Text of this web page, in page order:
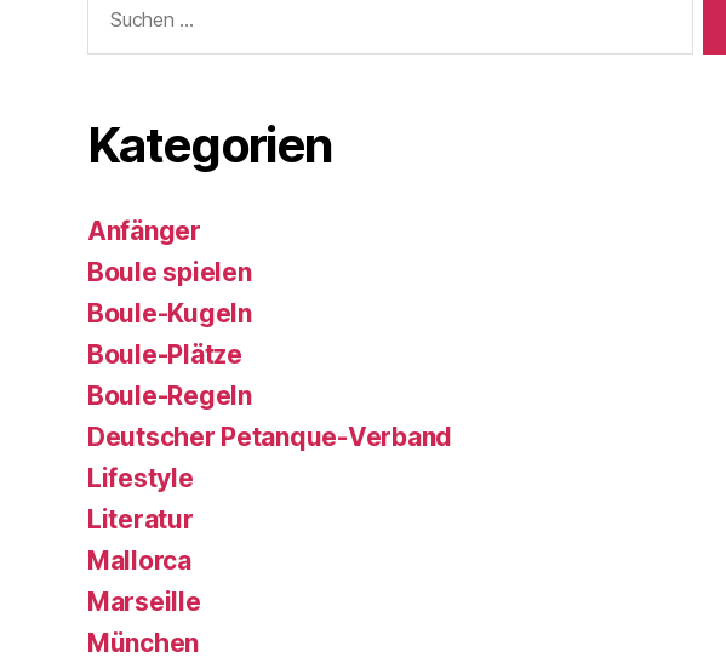
nach:
Kategorien
Anfänger
Boule spielen
Boule-Kugeln
Boule-Plätze
Boule-Regeln
Deutscher Petanque-Verband
Lifestyle
Literatur
Mallorca
Marseille
München